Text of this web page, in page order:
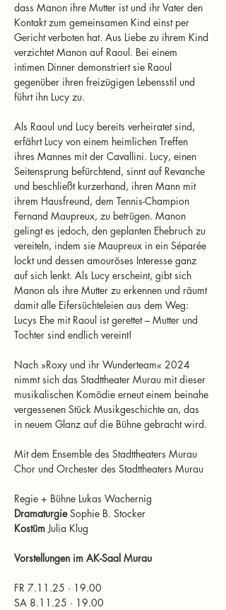
dass Manon ihre Mutter ist und ihr Vater den
Kontakt zum gemeinsamen Kind einst per
Gericht verboten hat. Aus Liebe zu ihrem Kind
verzichtet Manon auf Raoul. Bei einem
intimen Dinner demonstriert sie Raoul
gegenüber ihren freizügigen Lebensstil und
führt ihn Lucy zu.
Als Raoul und Lucy bereits verheiratet sind,
erfährt Lucy von einem heimlichen Treffen
ihres Mannes mit der Cavallini. Lucy, einen
Seitensprung befürchtend, sinnt auf Revanche
und beschließt kurzerhand, ihren Mann mit
ihrem Hausfreund, dem Tennis-Champion
Fernand Maupreux, zu betrügen. Manon
gelingt es jedoch, den geplanten Ehebruch zu
vereiteln, indem sie Maupreux in ein Séparée
lockt und dessen amouröses Interesse ganz
auf sich lenkt. Als Lucy erscheint, gibt sich
Manon als ihre Mutter zu erkennen und räumt
damit alle Eifersüchteleien aus dem Weg:
Lucys Ehe mit Raoul ist gerettet – Mutter und
Tochter sind endlich vereint!
Nach »Roxy und ihr Wunderteam« 2024
nimmt sich das Stadttheater Murau mit dieser
musikalischen Komödie erneut einem beinahe
vergessenen Stück Musikgeschichte an, das
in neuem Glanz auf die Bühne gebracht wird.
Mit dem Ensemble des Stadttheaters Murau
Chor und Orchester des Stadttheaters Murau
Regie + Bühne Lukas Wachernig
Dramaturgie Sophie B. Stocker
Kostüm Julia Klug
Vorstellungen im AK-Saal Murau
FR 7.11.25 · 19.00
SA 8.11.25 · 19.00